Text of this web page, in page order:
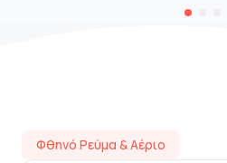
Φθηνό Ρεύμα & Αέριο